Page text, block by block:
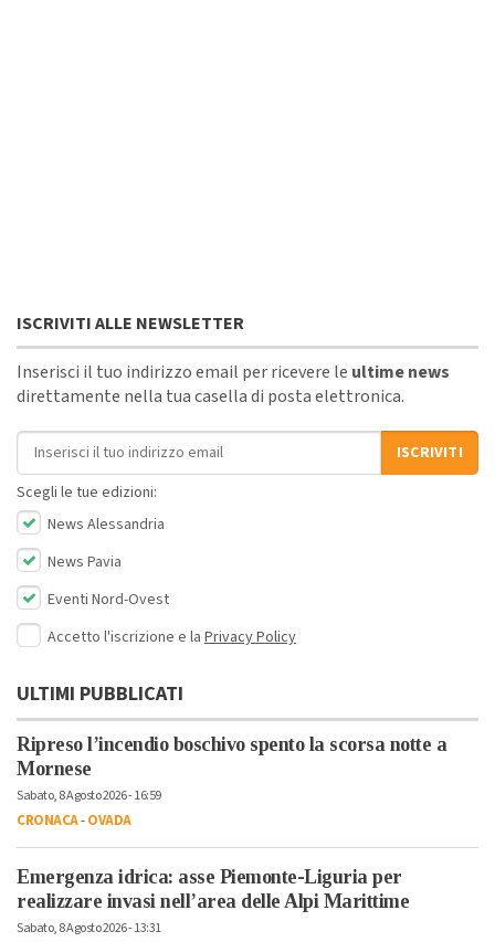
ISCRIVITI ALLE NEWSLETTER
Inserisci il tuo indirizzo email per ricevere le ultime news
direttamente nella tua casella di posta elettronica.
Indirizzo email
ISCRIVITI
Scegli le tue edizioni:
News Alessandria
News Pavia
Eventi Nord-Ovest
Accetto l'iscrizione e la Privacy Policy
ULTIMI PUBBLICATI
Ripreso l’incendio boschivo spento la scorsa notte a
Mornese
Sabato, 8 Agosto 2026 - 16:59
CRONACA-OVADA
Emergenza idrica: asse Piemonte-Liguria per
realizzare invasi nell’area delle Alpi Marittime
Sabato, 8 Agosto 2026 - 13:31